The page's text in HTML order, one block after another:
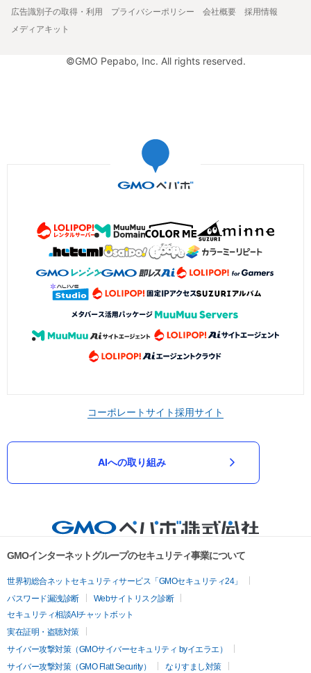
広告識別子の取得・利用
プライバシーポリシー 会社概要
採用情報
メディアキット
©GMO Pepabo, Inc. All rights reserved.
コーポレートサイト採用サイト
AIへの取り組み
GMOインターネットグループのセキュリティ事業について
世界初総合ネットセキュリティサービス「GMOセキュリティ24」
パスワード漏洩診断
Webサイトリスク診断
セキュリティ相談AIチャットボット
実在証明・盗聴対策
サイバー攻撃対策（GMOサイバーセキュリティ byイエラエ）
サイバー攻撃対策（GMO Flatt Security）
なりすまし対策